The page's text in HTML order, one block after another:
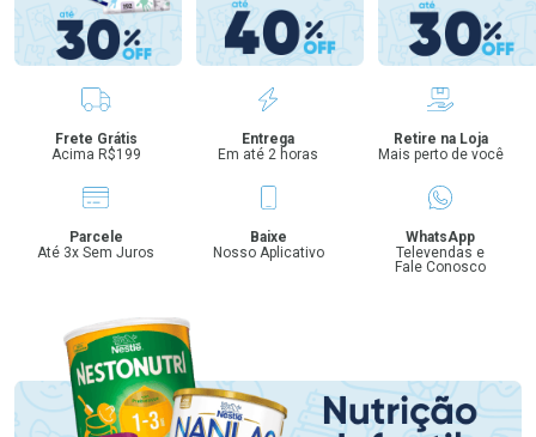
Benefícios
Frete Grátis
Acima R$199
Entrega
Em até 2 horas
Retire na Loja
Mais perto de você
Parcele
Até 3x Sem Juros
Baixe
Nosso Aplicativo
WhatsApp
Televendas e
Fale Conosco